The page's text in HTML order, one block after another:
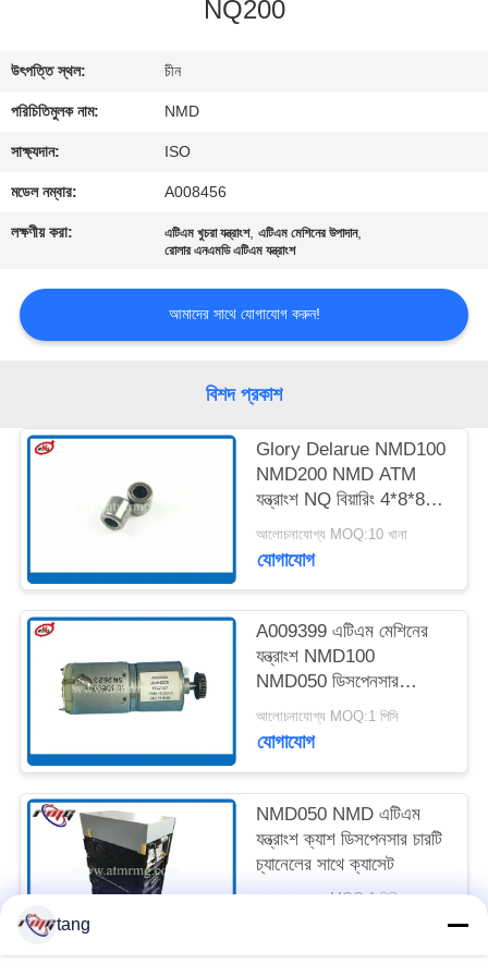
আমাদের
সাথে
যোগাযোগ
খবর
মামলা
অনুরোধ
ম্যাপ
গোপনীয়তা
NQ200
উৎপত্তি স্থল: চীন
পরিচিতিমুলক নাম: NMD
সাক্ষ্যদান: ISO
মডেল নম্বার: A008456
লক্ষণীয় করা: এটিএম খুচরা যন্ত্রাংশ,এটিএম মেশিনের উপাদান,
রোলার এনএমডি এটিএম যন্ত্রাংশ
আমাদের সাথে যোগাযোগ করুন!
বিশদ প্রকাশ
Glory Delarue NMD100
NMD200 NMD ATM
যন্ত্রাংশ NQ বিয়ারিং 4*8*8
আলোচনাযোগ্য MOQ:10 খানা
যোগাযোগ
A009399 এটিএম মেশিনের
যন্ত্রাংশ NMD100
NMD050 ডিসপেনসার
NF300 পিক মোটর
আলোচনাযোগ্য MOQ:1 পিসি
যোগাযোগ
NMD050 NMD এটিএম
যন্ত্রাংশ ক্যাশ ডিসপেনসার চারটি
চ্যানেলের সাথে ক্যাসেট
আলোচনাযোগ্য MOQ:1 পিসি
tang